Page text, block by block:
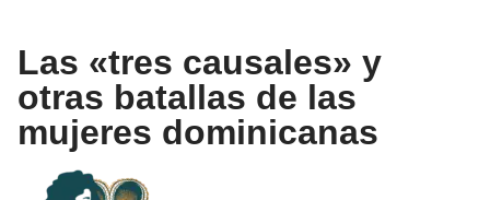
Las «tres causales» y
otras batallas de las
mujeres dominicanas